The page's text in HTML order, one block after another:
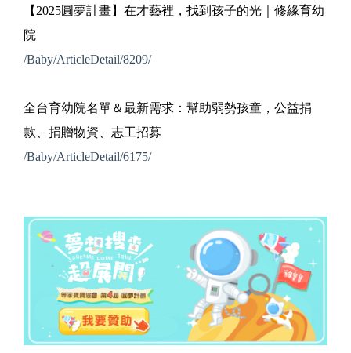
【2025圓夢計畫】在才藝裡，找到孩子的光｜修緣育幼
院
/Baby/ArticleDetail/8209/
全台育幼院名單＆最新需求：幫助弱勢孩童，公益捐
款、捐贈物資、志工招募
/Baby/ArticleDetail/6175/